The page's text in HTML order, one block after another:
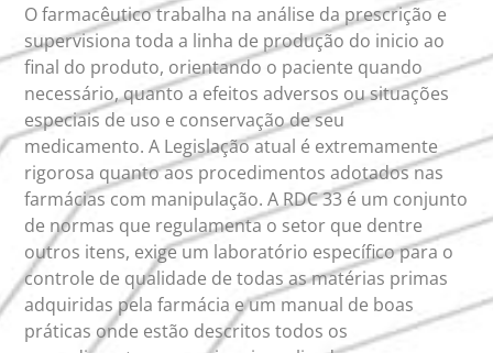
O farmacêutico trabalha na análise da prescrição e
supervisiona toda a linha de produção do inicio ao
final do produto, orientando o paciente quando
necessário, quanto a efeitos adversos ou situações
especiais de uso e conservação de seu
medicamento. A Legislação atual é extremamente
rigorosa quanto aos procedimentos adotados nas
farmácias com manipulação. A RDC 33 é um conjunto
de normas que regulamenta o setor que dentre
outros itens, exige um laboratório específico para o
controle de qualidade de todas as matérias primas
adquiridas pela farmácia e um manual de boas
práticas onde estão descritos todos os